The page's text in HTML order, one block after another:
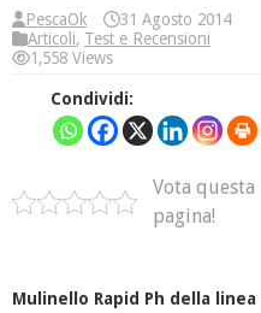
PescaOk
31 Agosto 2014
Articoli, Test e Recensioni
1,558 Views
Condividi:
Vota questa
pagina!
Mulinello Rapid Ph della linea